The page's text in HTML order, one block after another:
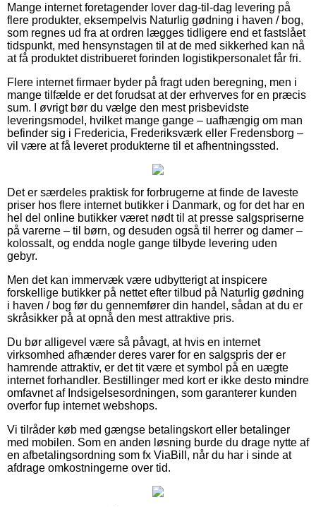
Mange internet foretagender lover dag-til-dag levering på
flere produkter, eksempelvis Naturlig gødning i haven / bog,
som regnes ud fra at ordren lægges tidligere end et fastslået
tidspunkt, med hensynstagen til at de med sikkerhed kan nå
at få produktet distribueret forinden logistikpersonalet får fri.
Flere internet firmaer byder på fragt uden beregning, men i
mange tilfælde er det forudsat at der erhverves for en præcis
sum. I øvrigt bør du vælge den mest prisbevidste
leveringsmodel, hvilket mange gange – uafhængig om man
befinder sig i Fredericia, Frederiksværk eller Fredensborg –
vil være at få leveret produkterne til et afhentningssted.
Det er særdeles praktisk for forbrugerne at finde de laveste
priser hos flere internet butikker i Danmark, og for det har en
hel del online butikker været nødt til at presse salgspriserne
på varerne – til børn, og desuden også til herrer og damer –
kolossalt, og endda nogle gange tilbyde levering uden
gebyr.
Men det kan immervæk være udbytterigt at inspicere
forskellige butikker på nettet efter tilbud på Naturlig gødning
i haven / bog før du gennemfører din handel, sådan at du er
skråsikker på at opnå den mest attraktive pris.
Du bør alligevel være så påvagt, at hvis en internet
virksomhed afhænder deres varer for en salgspris der er
hamrende attraktiv, er det tit være et symbol på en uægte
internet forhandler. Bestillinger med kort er ikke desto mindre
omfavnet af Indsigelsesordningen, som garanterer kunden
overfor fup internet webshops.
Vi tilråder køb med gængse betalingskort eller betalinger
med mobilen. Som en anden løsning burde du drage nytte af
en afbetalingsordning som fx ViaBill, når du har i sinde at
afdrage omkostningerne over tid.